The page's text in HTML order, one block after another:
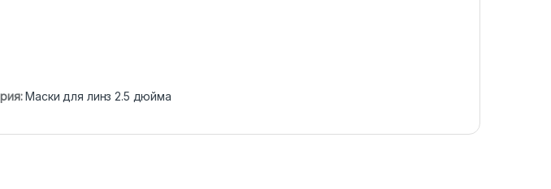
Маски для линз 2.5 дюйма